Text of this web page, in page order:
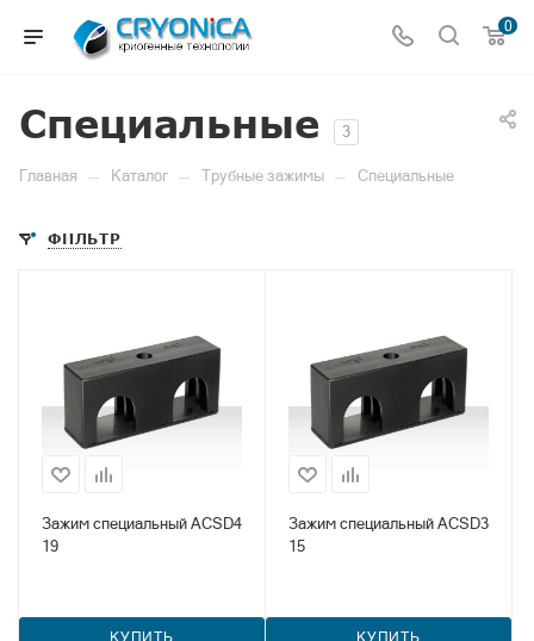
0
Специальные 3
Главная — Каталог — Трубные зажимы — Специальные
ФИЛЬТР
Зажим специальный ACSD4
19
КУПИТЬ
Зажим специальный ACSD3
15
КУПИТЬ